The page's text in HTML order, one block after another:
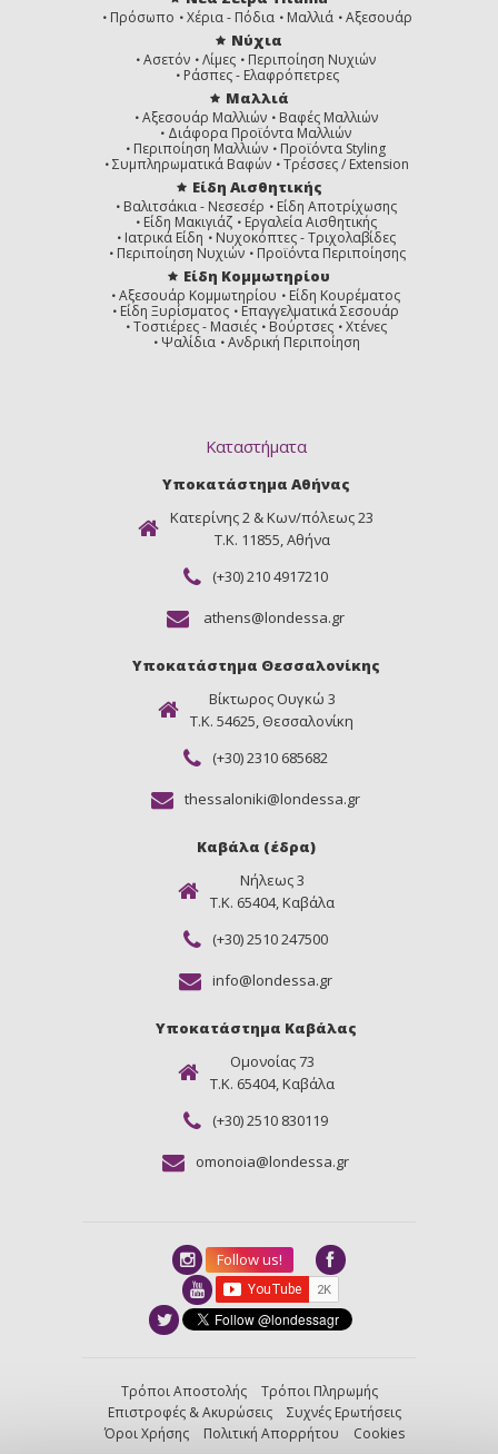
Πρόσωπο Χέρια - Πόδια Μαλλιά Αξεσουάρ
Νύχια
Ασετόν Λίμες
Περιποίηση Νυχιών
Ράσπες - Ελαφρόπετρες
Μαλλιά
Αξεσουάρ Μαλλιών
Βαφές Μαλλιών
Διάφορα Προϊόντα Μαλλιών
Περιποίηση Μαλλιών
Προϊόντα Styling
Συμπληρωματικά Βαφών
Τρέσσες / Extension
Είδη Αισθητικής
Βαλιτσάκια - Νεσεσέρ
Είδη Αποτρίχωσης
Είδη Μακιγιάζ
Εργαλεία Αισθητικής
Ιατρικά Είδη
Νυχοκόπτες - Τριχολαβίδες
Περιποίηση Νυχιών
Προϊόντα Περιποίησης
Είδη Κομμωτηρίου
Αξεσουάρ Κομμωτηρίου
Είδη Κουρέματος
Είδη Ξυρίσματος
Επαγγελματικά Σεσουάρ
Τοστιέρες - Μασιές
Βούρτσες
Χτένες
Ψαλίδια
Ανδρική Περιποίηση
Καταστήματα
Υποκατάστημα Αθήνας
Κατερίνης 2 & Κων/πόλεως 23
Τ.Κ. 11855, Αθήνα
(+30) 210 4917210
athens@londessa.gr
Υποκατάστημα Θεσσαλονίκης
Βίκτωρος Ουγκώ 3
Τ.Κ. 54625, Θεσσαλονίκη
(+30) 2310 685682
thessaloniki@londessa.gr
Καβάλα (έδρα)
Νήλεως 3
Τ.Κ. 65404, Καβάλα
(+30) 2510 247500
info@londessa.gr
Υποκατάστημα Καβάλας
Ομονοίας 73
Τ.Κ. 65404, Καβάλα
(+30) 2510 830119
omonoia@londessa.gr
Follow us!
Τρόποι Αποστολής
Τρόποι Πληρωμής
Επιστροφές & Ακυρώσεις
Συχνές Ερωτήσεις
Όροι Χρήσης
Πολιτική Απορρήτου Cookies